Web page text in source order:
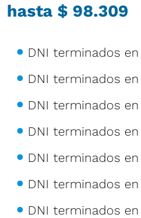
hasta $ 98.309
DNI terminados
DNI terminados
DNI terminados
DNI terminados
DNI terminados
DNI terminados
DNI terminados